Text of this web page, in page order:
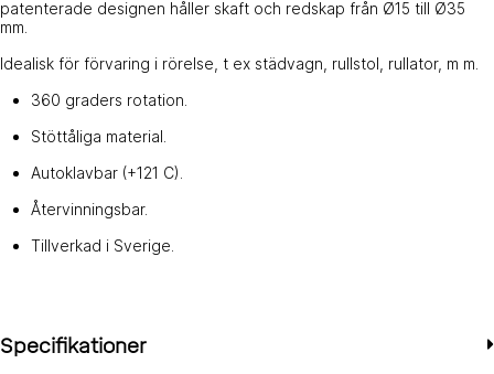
patenterade designen håller skaft och redskap från Ø15 till Ø35
mm.
Idealisk för förvaring i rörelse, t ex städvagn, rullstol, rullator, m m.
360 graders rotation.
Stöttåliga material.
Autoklavbar (+121 C).
Återvinningsbar.
Tillverkad i Sverige.
Specifikationer